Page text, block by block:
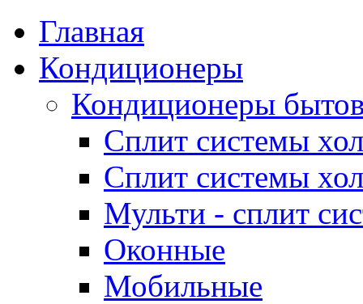
Главная
Кондиционеры
Кондиционеры
Сплит системы
Сплит системы
Мульти - сплит
Оконные
Мобильные